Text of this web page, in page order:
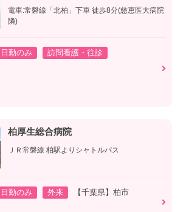
電車:常磐線「北柏」下車 徒歩8分(慈恵医大病院
隣)
日勤のみ
訪問看護・往診
柏厚生総合病院
ＪＲ常磐線 柏駅よりシャトルバス
日勤のみ 外来
【千葉県】柏市